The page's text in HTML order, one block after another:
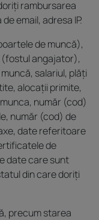
rambursarea
email, adresa IP.
de muncă),
angajator),
salariul, plăți
alocații primite,
număr (cod)
număr (cod) de
date referitoare
de
date care sunt
din care doriți
precum starea